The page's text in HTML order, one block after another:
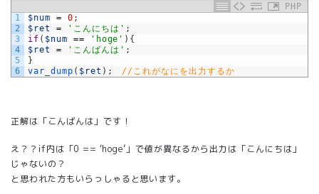
PHP
1
2
3
4
5
6
$num = 0 ;
$ret
= 'こんにちは' ;
if ( $num == 'hoge' ) {
$ret
= 'こんばんは' ;
}
var_dump ( $ret ) ; //これがなにを出力するか
正解は「こんばんは」です！
え？？if内は「0 == ‘hoge’」で値が異なるから出力は「こんにちは」
じゃないの？
と思われた方もいらっしゃると思います。